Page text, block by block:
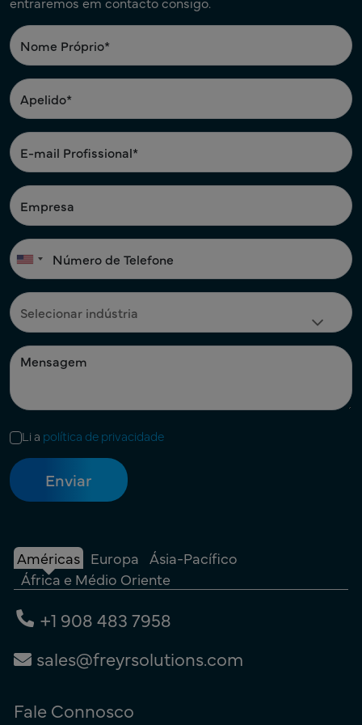
Li a política de privacidade
Américas Europa Ásia-Pacífico
África e Médio Oriente
+1 908 483 7958
sales@freyrsolutions.com
Fale Connosco